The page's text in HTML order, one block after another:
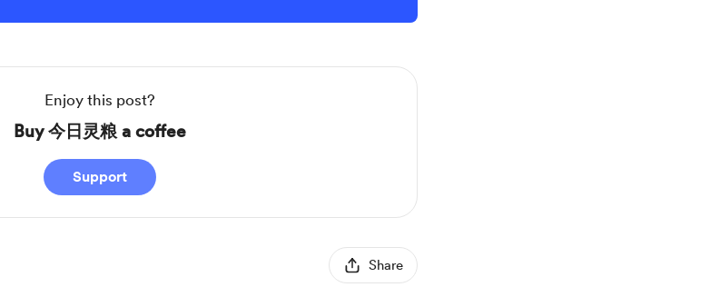
Enjoy this post?
Buy 今日灵粮 a coffee
Support
Share